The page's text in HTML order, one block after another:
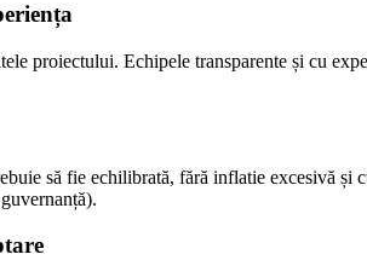
proiectului. Echipele transparente și cu
să fie echilibrată, fără inflatie excesivă și